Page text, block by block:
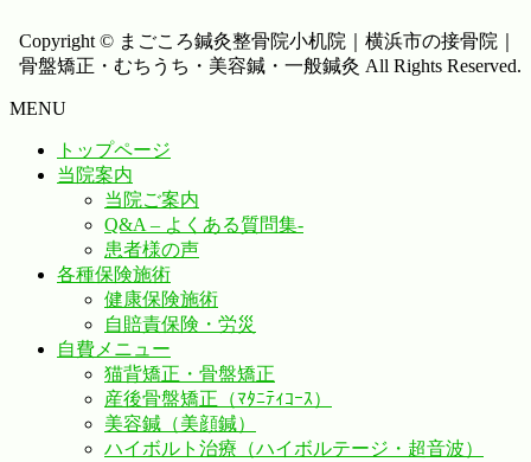
Copyright © まごころ鍼灸整骨院小机院｜横浜市の接骨院｜
骨盤矯正・むちうち・美容鍼・一般鍼灸 All Rights Reserved.
MENU
トップページ
当院案内
当院ご案内
Q&A – よくある質問集-
患者様の声
各種保険施術
健康保険施術
自賠責保険・労災
自費メニュー
猫背矯正・骨盤矯正
産後骨盤矯正（ﾏﾀﾆﾃｨｺｰｽ）
美容鍼（美顔鍼）
ハイボルト治療（ハイボルテージ・超音波）